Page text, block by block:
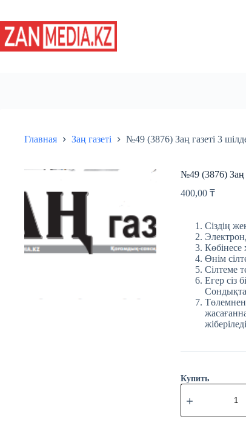
сути
Главная Заң газеті №49 (3876) Заң газеті 3
№49 (3876) Заң
400,00 ₸
Сіздің
Көбінесе
Өнім
Сілтеме
Егер сіз
Төлемнен
Купить
Количество
товара
(3876)